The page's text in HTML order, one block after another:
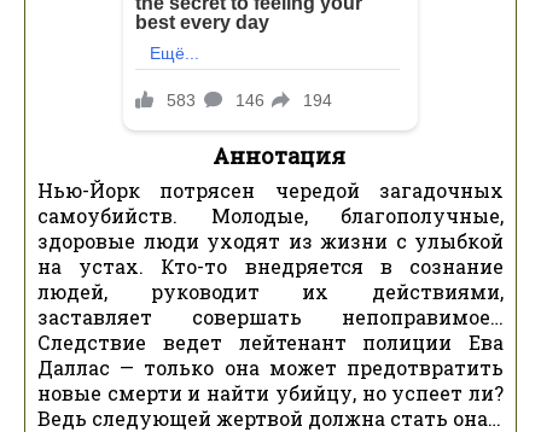
Аннотация
Нью-Йорк потрясен чередой загадочных
самоубийств. Молодые, благополучные,
здоровые люди уходят из жизни с улыбкой
на устах. Кто-то внедряется в сознание
людей, руководит их действиями,
заставляет совершать непоправимое…
Следствие ведет лейтенант полиции Ева
Даллас — только она может предотвратить
новые смерти и найти убийцу, но успеет ли?
Ведь следующей жертвой должна стать она…